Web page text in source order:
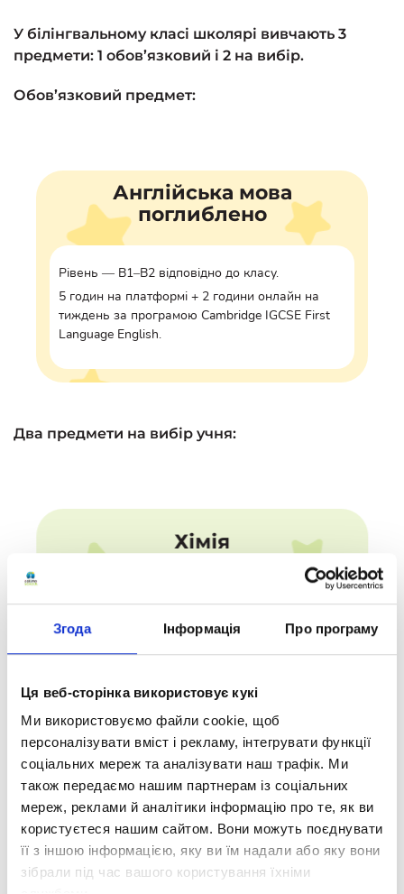
Згода Інформація Про програму
Ця веб-сторінка використовує кукі
Ми використовуємо файли cookie, щоб
персоналізувати вміст і рекламу, інтегрувати функції
соціальних мереж та аналізувати наш трафік. Ми
також передаємо нашим партнерам із соціальних
мереж, реклами й аналітики інформацію про те, як ви
користуєтеся нашим сайтом. Вони можуть поєднувати
її з іншою інформацією, яку ви їм надали або яку вони
зібрали під час вашого користування їхніми
У білінгвальному класі школярі вивчають 3
предмети: 1 обов’язковий і 2 на вибір.
Обов’язковий предмет:
Англійська мова
поглиблено
Рівень — B1–B2 відповідно до класу.
5 годин на платформі + 2 години онлайн на
тиждень за програмою Cambridge IGCSE First
Language English.
Два предмети на вибір учня:
Хімія
година онлайн на тиждень за програмою